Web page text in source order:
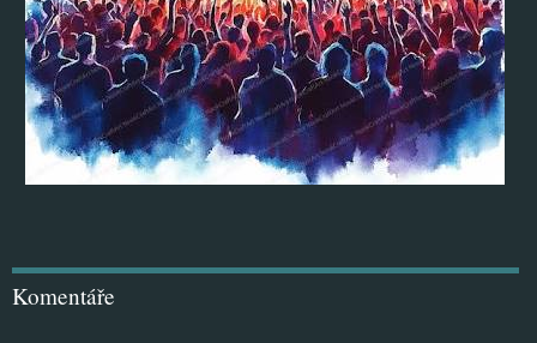
Komentáře